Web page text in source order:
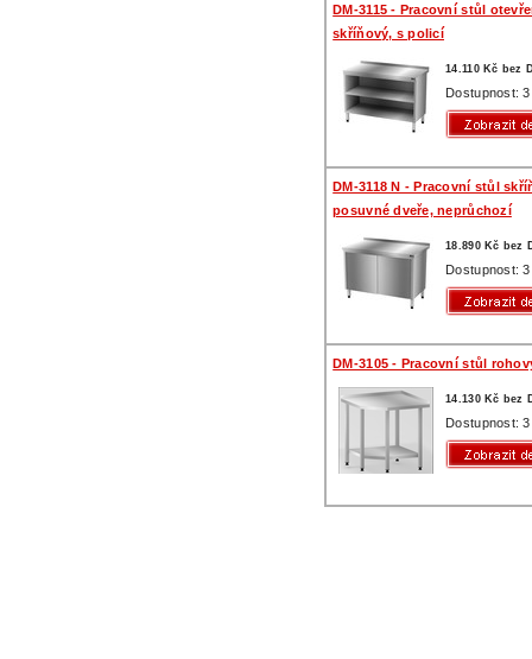
DM-3115 - Pracovní stůl
skříňový, s policí
14.110 Kč bez
Dostupnost:
DM-3118 N - Pracovní stůl
posuvné dveře, neprůchozí
18.890 Kč bez
Dostupnost:
DM-3105 - Pracovní stůl
14.130 Kč bez
Dostupnost: